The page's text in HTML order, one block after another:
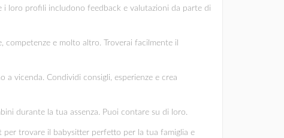
i loro profili includono feedback e valutazioni da parte di
e molto altro. Troverai facilmente il
vicenda. Condividi consigli, esperienze e crea
durante la tua assenza. Puoi contare su di loro.
per trovare il babysitter perfetto per la tua famiglia e